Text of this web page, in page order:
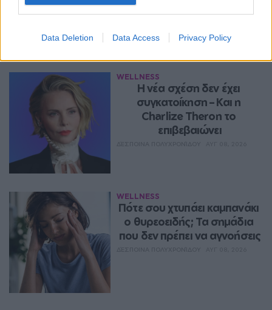
Data Deletion Data Access Privacy Policy
WELLNESS
Η νέα σχέση δεν έχει
συγκατοίκηση – Και η
Charlize Theron το
επιβεβαιώνει
WELLNESS
Πότε σου χτυπάει καμπανάκι
ο θυρεοειδής; Τα σημάδια
που δεν πρέπει να αγνοήσεις